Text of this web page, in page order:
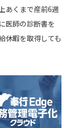
あくまで産前6週
医師の診断書を
休暇を取得しても